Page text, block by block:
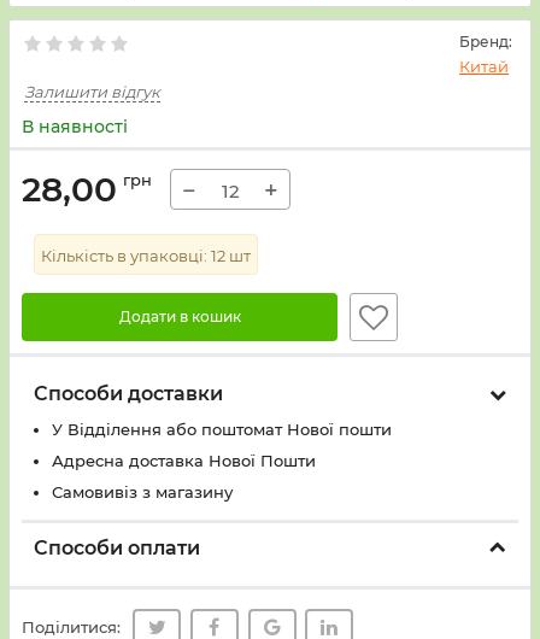
Бренд:
Китай
Залишити відгук
В наявності
28,00 грн − +
Кількість в упаковці: 12 шт
Додати в кошик
Способи доставки
У Вiддiлення або поштомат Нової пошти
Адресна доставка Нової Пошти
Самовивіз з магазину
Способи оплати
Поділитися: